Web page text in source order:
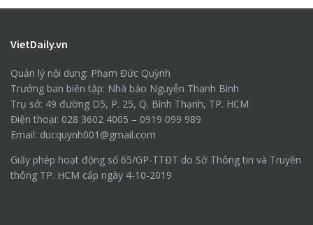
VietDaily.vn
Quản lý nội dung: Phạm Đức Quỳnh
Trưởng ban biên tập: Nhà báo Nguyễn Thanh Bình
Trụ sở: 49 đường D5, P. 25, Q. Bình Thạnh, TP. HCM
Điện thoại: 028 3602 4005 – 0919 099 989
Email: ducquynh001@gmail.com
Giấy phép hoạt động số 65/GP-TTĐT do Sở Thông tin và Truyền
thông TP. HCM cấp ngày 4-10-2019